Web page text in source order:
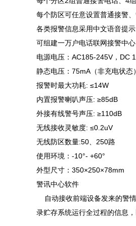
每个防区可任意设置普通接警
各类报警信息采用中文语音提
可组建一万户电话联网接警中心
电源电压：AC185-245V，DC
静态电压：75mA（非充电状态）
报警时最大功耗: ≤14W
内置报警喇叭声压: ≥85dB
外接有线警号声压: ≥110dB
无线接收灵敏度: ≤0.2uV
无线防区数量:50、250路
使用环境：-10°- +60°
外型尺寸：350×250×78mm
警讯中心软件
自动接收前端设备发来的警
录贮存系统运行全过程的信息